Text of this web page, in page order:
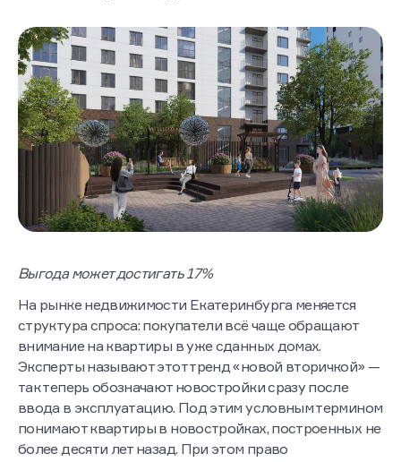
Выгода может достигать 17%
На рынке недвижимости Екатеринбурга меняется
структура спроса: покупатели всё чаще обращают
внимание на квартиры в уже сданных домах.
Эксперты называют этот тренд «новой вторичкой» —
так теперь обозначают новостройки сразу после
ввода в эксплуатацию. Под этим условным термином
понимают квартиры в новостройках, построенных не
более десяти лет назад. При этом право